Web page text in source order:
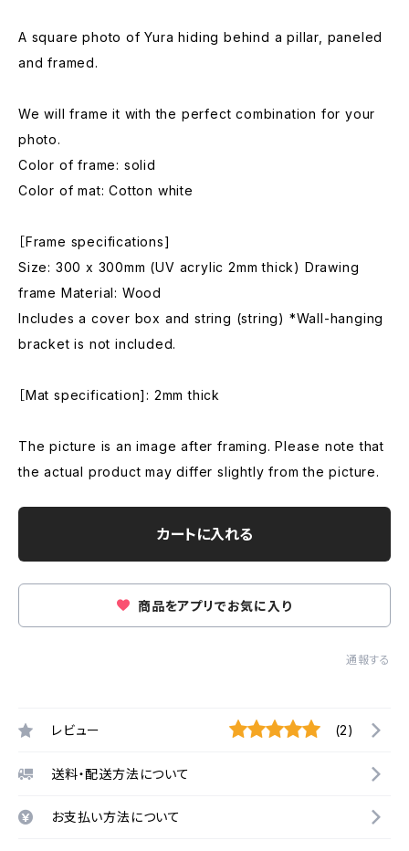
A square photo of Yura hiding behind a pillar, paneled
and framed.
We will frame it with the perfect combination for your
photo.
Color of frame: solid
Color of mat: Cotton white
［Frame specifications]
Size: 300 x 300mm (UV acrylic 2mm thick) Drawing
frame Material: Wood
Includes a cover box and string (string) *Wall-hanging
bracket is not included.
［Mat specification]: 2mm thick
The picture is an image after framing. Please note that
the actual product may differ slightly from the picture.
カートに入れる
商品をアプリでお気に入り
通報する
レビュー (2)
送料・配送方法について
お支払い方法について